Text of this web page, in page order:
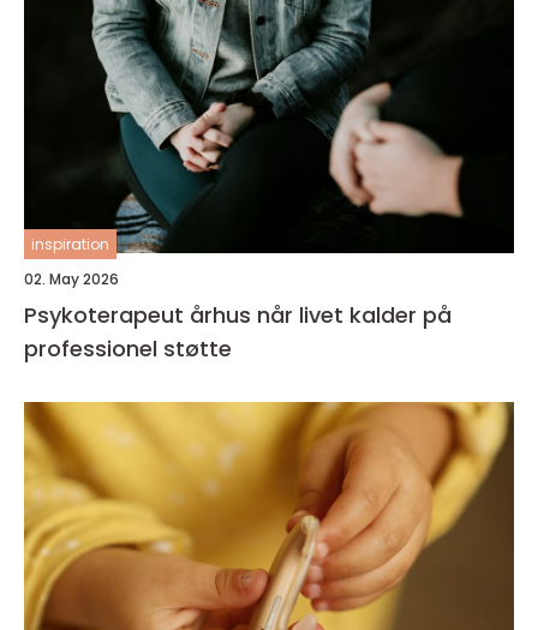
inspiration
02. May 2026
Psykoterapeut århus når livet kalder på
professionel støtte